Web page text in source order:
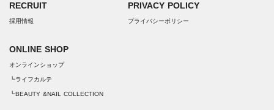
RECRUIT
採用情報
ONLINE SHOP
オンラインショップ
┗ライフカルテ
┗BEAUTY &NAIL COLLECTION
PRIVACY POLICY
プライバシーポリシー